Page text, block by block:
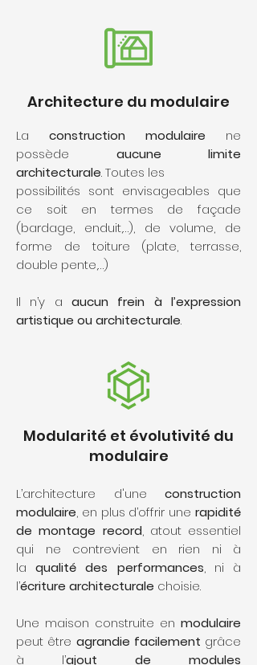
Architecture du modulaire
La construction modulaire ne
possède aucune limite
architecturale. Toutes les
possibilités sont envisageables que
ce soit en termes de façade
(bardage, enduit,…), de volume, de
forme de toiture (plate, terrasse,
double pente,…)
Il n’y a aucun frein à l’expression
artistique ou architecturale.
Modularité et évolutivité du
modulaire
L’architecture d'une construction
modulaire, en plus d’offrir une rapidité
de montage record, atout essentiel
qui ne contrevient en rien ni à
laqualité des performances, ni à
l’écriture architecturale choisie.
Une maison construite en modulaire
peut être agrandie facilement grâce
à l’ajout de modules